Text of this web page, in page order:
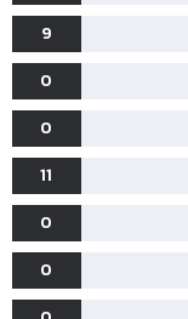
9
0
0
11
0
0